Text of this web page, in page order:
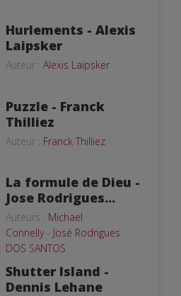
Hurlements - Alexis
Laipsker
Auteur : Alexis Laipsker
Puzzle - Franck
Thilliez
Auteur : Franck Thilliez
La formule de Dieu -
Jose Rodrigues...
Auteurs : Michael
Connelly- José Rodrigues
DOS SANTOS
Shutter Island -
Dennis Lehane